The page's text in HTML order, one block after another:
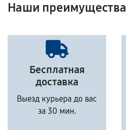
Наши преимущества
Бесплатная
доставка
Выезд курьера до вас
за 30 мин.